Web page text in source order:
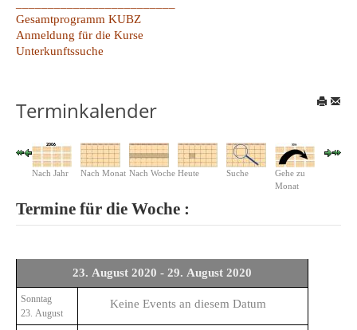
Gesamtprogramm KUBZ
Anmeldung für die Kurse
Unterkunftssuche
Terminkalender
Nach Jahr Nach Monat Nach Woche Heute Suche
Gehe zu
Monat
Termine für die Woche :
23. August 2020 - 29. August 2020
Sonntag
23. August
Keine Events an diesem Datum